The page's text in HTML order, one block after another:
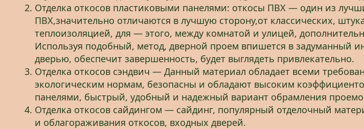
Отделка откосов пластиковыми панелями: откосы ПВХ — один из
ПВХ,значительно отличаются в лучшую сторону,от классических,
теплоизоляцией, для — этого, между комнатой и улицей,
Используя подобный, метод, дверной проем впишется в задуманный
дверью, обеспечит завершенность, будет выглядеть привлекательно.
Отделка откосов сэндвич — Данный материал обладает всеми
экологическим нормам, безопасны и обладают высоким
панелями, быстрый, удобный и надежный вариант обрамления
Отделка откосов сайдингом — сайдинг, популярный отделочный
и облагораживания откосов, входных дверей.